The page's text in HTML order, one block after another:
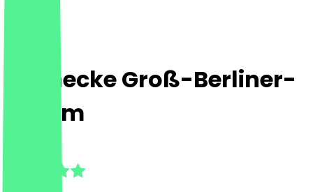
Steinecke Groß-Berliner-
Damm